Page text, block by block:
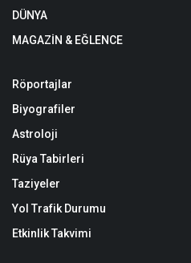
DÜNYA
MAGAZİN & EĞLENCE
Röportajlar
Biyografiler
Astroloji
Rüya Tabirleri
Taziyeler
Yol Trafik Durumu
Etkinlik Takvimi